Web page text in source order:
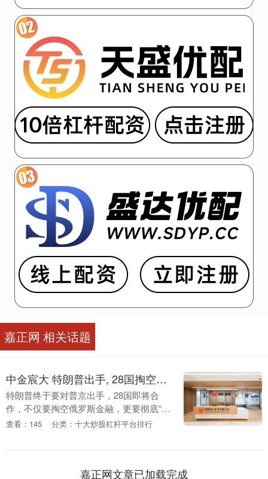
嘉正网 相关话题
中金宸大 特朗普出手, 28国掏空俄金融, 普京拉中国入局, 中俄将建清算机构
特朗普终于要对普京出手，28国即将合
作，不仅要掏空俄罗斯金融，更要彻底“穷
死”俄罗斯，面对灭顶之灾，普京打算采取
到停火，也....
查看：145 分类：十大炒股杠杆平台排行
嘉正网文章已加载完成